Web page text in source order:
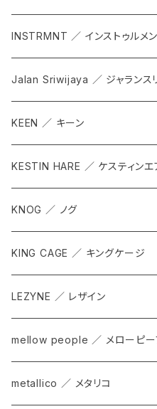
INSTRMNT ／ インストゥルメ
Jalan Sriwijaya ／ ジャランス
KEEN ／ キーン
KESTIN HARE ／ ケスティンエ
KNOG ／ ノグ
KING CAGE ／ キングケージ
LEZYNE ／ レザイン
mellow people ／ メローピー
metallico ／ メタリコ